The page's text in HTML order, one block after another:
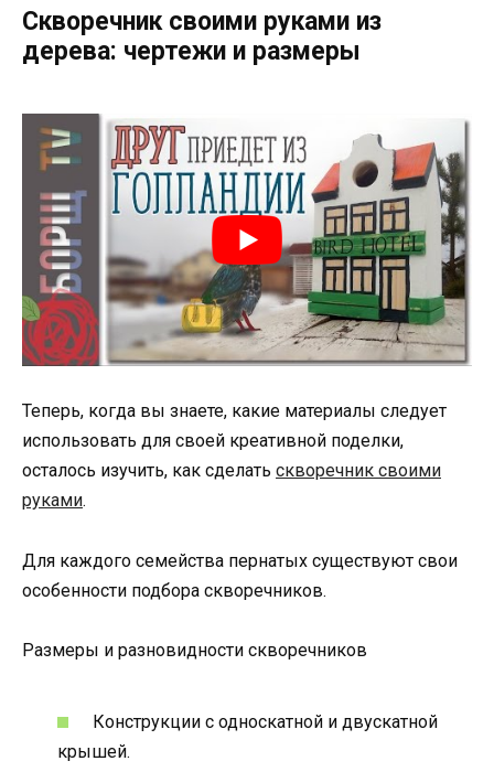
Скворечник своими руками из
дерева: чертежи и размеры
Теперь, когда вы знаете, какие материалы следует
использовать для своей креативной поделки,
осталось изучить, как сделать скворечник своими
руками.
Для каждого семейства пернатых существуют свои
особенности подбора скворечников.
Размеры и разновидности скворечников
Конструкции с односкатной и двускатной
крышей.